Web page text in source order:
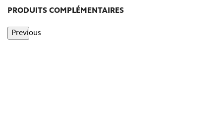
PRODUITS COMPLÉMENTAIRES
Previous